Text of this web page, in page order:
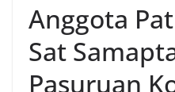
Anggota
Sat
Pasuruan